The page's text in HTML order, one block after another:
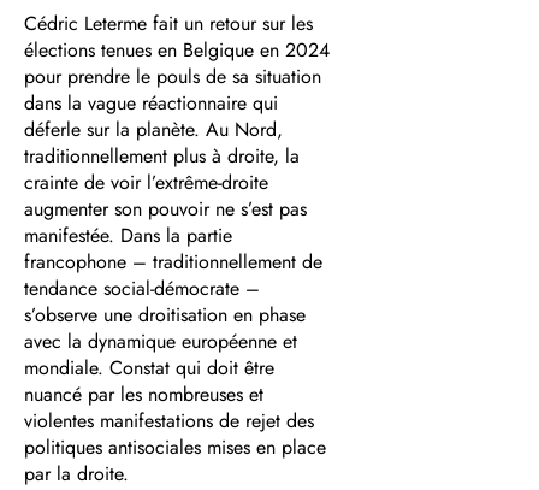
Cédric Leterme fait un retour sur les
élections tenues en Belgique en 2024
pour prendre le pouls de sa situation
dans la vague réactionnaire qui
déferle sur la planète. Au Nord,
traditionnellement plus à droite, la
crainte de voir l’extrême-droite
augmenter son pouvoir ne s’est pas
manifestée. Dans la partie
francophone – traditionnellement de
tendance social-démocrate –
s’observe une droitisation en phase
avec la dynamique européenne et
mondiale. Constat qui doit être
nuancé par les nombreuses et
violentes manifestations de rejet des
politiques antisociales mises en place
par la droite.